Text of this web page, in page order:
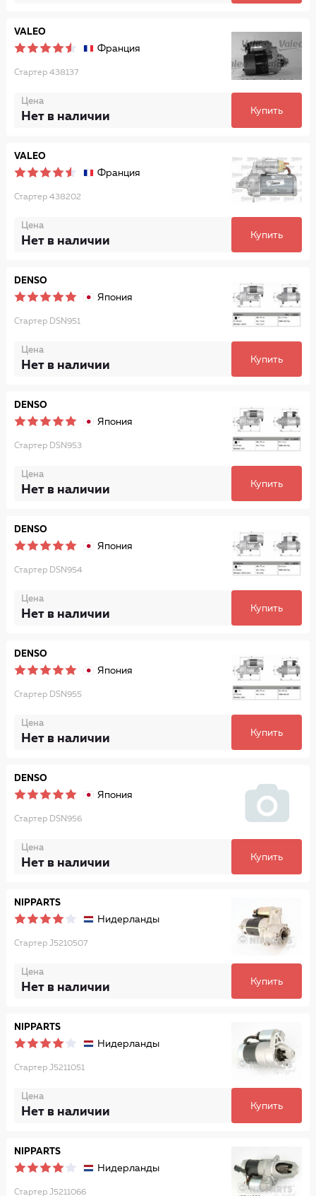
VALEO
Франция
Стартер 438137
Цена
Нет в наличии Купить
VALEO
Франция
Стартер 438202
Цена
Нет в наличии Купить
DENSO
Япония
Стартер DSN951
Цена
Нет в наличии Купить
DENSO
Япония
Стартер DSN953
Цена
Нет в наличии Купить
DENSO
Япония
Стартер DSN954
Цена
Нет в наличии Купить
DENSO
Япония
Стартер DSN955
Цена
Нет в наличии Купить
DENSO
Япония
Стартер DSN956
Цена
Нет в наличии Купить
NIPPARTS
Нидерланды
Стартер J5210507
Цена
Нет в наличии Купить
NIPPARTS
Нидерланды
Стартер J5211051
Цена
Нет в наличии Купить
NIPPARTS
Нидерланды
Стартер J5211066